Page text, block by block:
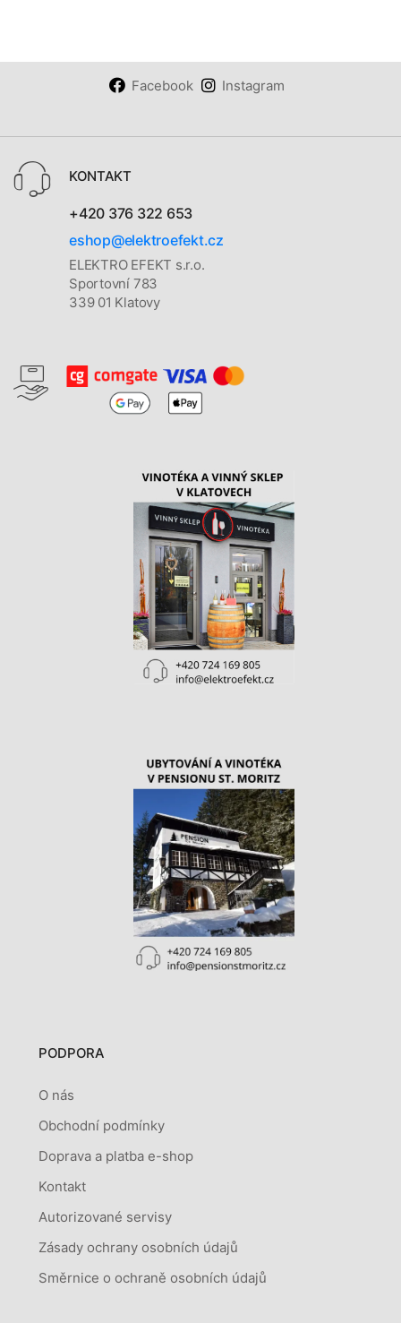
Facebook Instagram
KONTAKT
+420 376 322 653
eshop@elektroefekt.cz
ELEKTRO EFEKT s.r.o.
Sportovní 783
339 01 Klatovy
PODPORA
O nás
Obchodní podmínky
Doprava a platba e-shop
Kontakt
Autorizované servisy
Zásady ochrany osobních údajů
Směrnice o ochraně osobních údajů